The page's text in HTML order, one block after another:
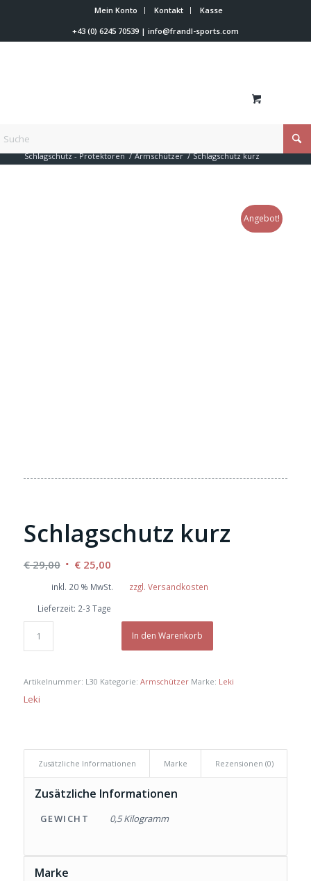
Mein Konto Kontakt
Kasse
+43 (0) 6245 70539| info@frandl-sports.com
Du bist hier:
Schlagschutz - Protektoren / Armschützer / Schlagschutz kurz
Angebot!
Schlagschutz kurz
€29,00 Ursprünglicher
Preis
€ 29,00
€25,00Aktueller
€ 25,00.
inkl. 20 % MwSt.
zzgl. Versandkosten
Lieferzeit: 2-3 Tage
In den Warenkorb
Artikelnummer: L30 Kategorie: Armschützer Marke: Leki
Leki
Zusätzliche Informationen Marke Rezensionen (0)
Zusätzliche Informationen
GEWICHT 0,5 Kilogramm
Marke